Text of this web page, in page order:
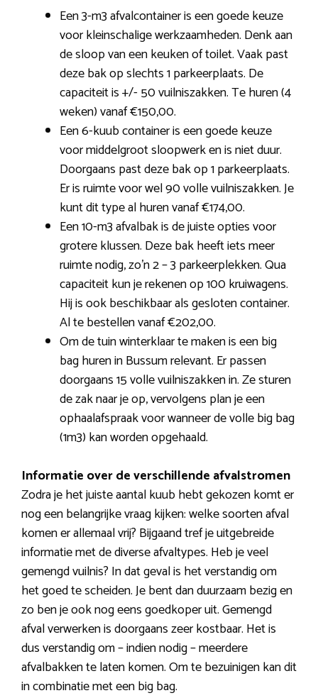
Een 3-m3 afvalcontainer is een goede keuze
voor kleinschalige werkzaamheden. Denk aan
de sloop van een keuken of toilet. Vaak past
deze bak op slechts 1 parkeerplaats. De
capaciteit is +/- 50 vuilniszakken. Te huren (4
weken) vanaf €150,00.
Een 6-kuub container is een goede keuze
voor middelgroot sloopwerk en is niet duur.
Doorgaans past deze bak op 1 parkeerplaats.
Er is ruimte voor wel 90 volle vuilniszakken. Je
kunt dit type al huren vanaf €174,00.
Een 10-m3 afvalbak is de juiste opties voor
grotere klussen. Deze bak heeft iets meer
ruimte nodig, zo’n 2 – 3 parkeerplekken. Qua
capaciteit kun je rekenen op 100 kruiwagens.
Hij is ook beschikbaar als gesloten container.
Al te bestellen vanaf €202,00.
Om de tuin winterklaar te maken is een big
bag huren in Bussum relevant. Er passen
doorgaans 15 volle vuilniszakken in. Ze sturen
de zak naar je op, vervolgens plan je een
ophaalafspraak voor wanneer de volle big bag
(1m3) kan worden opgehaald.
Informatie over de verschillende afvalstromen
Zodra je het juiste aantal kuub hebt gekozen komt er
nog een belangrijke vraag kijken: welke soorten afval
komen er allemaal vrij? Bijgaand tref je uitgebreide
informatie met de diverse afvaltypes. Heb je veel
gemengd vuilnis? In dat geval is het verstandig om
het goed te scheiden. Je bent dan duurzaam bezig en
zo ben je ook nog eens goedkoper uit. Gemengd
afval verwerken is doorgaans zeer kostbaar. Het is
dus verstandig om – indien nodig – meerdere
afvalbakken te laten komen. Om te bezuinigen kan dit
in combinatie met een big bag.